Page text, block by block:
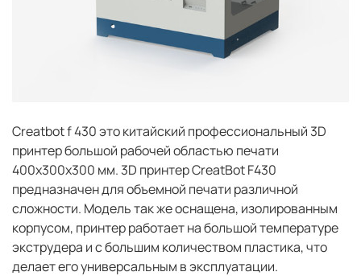
Сreatbot f 430 это китайский профессиональный 3D
принтер большой рабочей областью печати
400x300x300 мм. 3D принтер CreatBot F430
предназначен для объемной печати различной
сложности. Модель так же оснащена, изолированным
корпусом, принтер работает на большой температуре
экструдера и с большим количеством пластика, что
делает его универсальным в эксплуатации.